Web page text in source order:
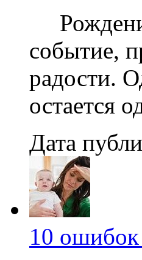
событие,
радости.
остается
Дата
10